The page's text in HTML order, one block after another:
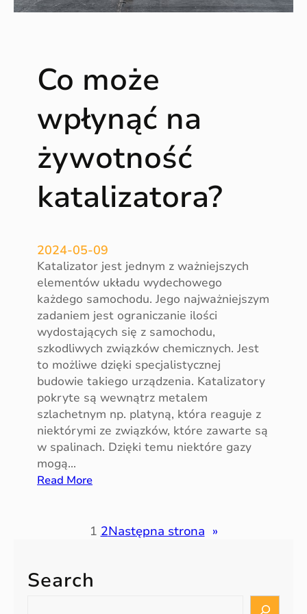
a
w
e
d
z
a
y
r
w
i
s
?
Co może
wpłynąć na
żywotność
katalizatora?
2024-05-09
Katalizator jest jednym z ważniejszych
elementów układu wydechowego
każdego samochodu. Jego najważniejszym
zadaniem jest ograniczanie ilości
wydostających się z samochodu,
szkodliwych związków chemicznych. Jest
to możliwe dzięki specjalistycznej
budowie takiego urządzenia. Katalizatory
pokryte są wewnątrz metalem
szlachetnym np. platyną, która reaguje z
niektórymi ze związków, które zawarte są
w spalinach. Dzięki temu niektóre gazy
mogą…
Read More:
m
e
1 2Następna strona »
Search